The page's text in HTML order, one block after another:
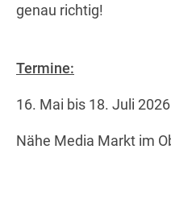
genau richtig!
Termine:
16. Mai bis 18. Juli
Nähe Media Markt im